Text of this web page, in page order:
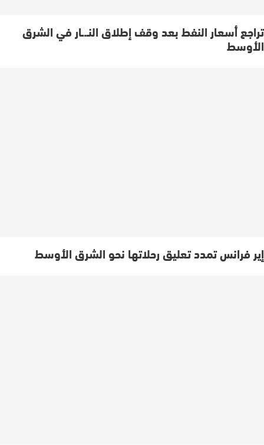
تراجع أسعار النفط بعد وقف إطلاق النـ.ـار في الشرق
الأوسط
إير فرانس تمدد تعليق رحلاتها نحو الشرق الأوسط